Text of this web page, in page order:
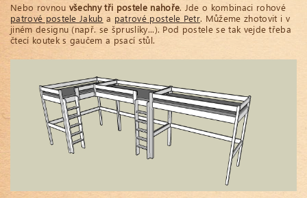
Nebo rovnou všechny tři postele nahoře. Jde o kombinaci rohové
patrové postele Jakub a patrové postele Petr. Můžeme zhotovit i v
jiném designu (např. se špruslíky...). Pod postele se tak vejde třeba
čtecí koutek s gaučem a psací stůl.